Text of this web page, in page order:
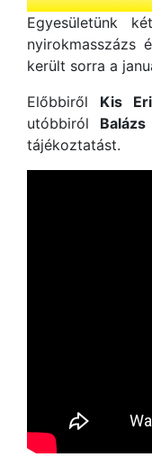
Egyesületünk
nyirokmasszázs
került sorra a
Előbbiről Kis
utóbbiról
tájékoztatást.